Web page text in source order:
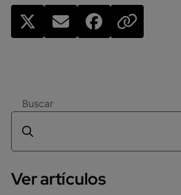
Buscar
Ver artículos